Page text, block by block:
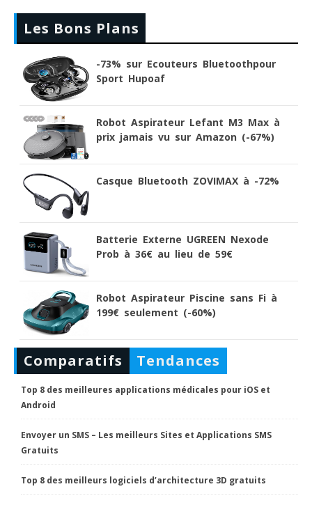
Les Bons Plans
-73% sur Ecouteurs Bluetoothpour
Sport Hupoaf
Robot Aspirateur Lefant M3 Max à
prix jamais vu sur Amazon (-67%)
Casque Bluetooth ZOVIMAX à -72%
Batterie Externe UGREEN Nexode
Prob à 36€ au lieu de 59€
Robot Aspirateur Piscine sans Fi à
199€ seulement (-60%)
Comparatifs Tendances
Top 8 des meilleures applications médicales pour iOS et
Android
Envoyer un SMS – Les meilleurs Sites et Applications SMS
Gratuits
Top 8 des meilleurs logiciels d’architecture 3D gratuits